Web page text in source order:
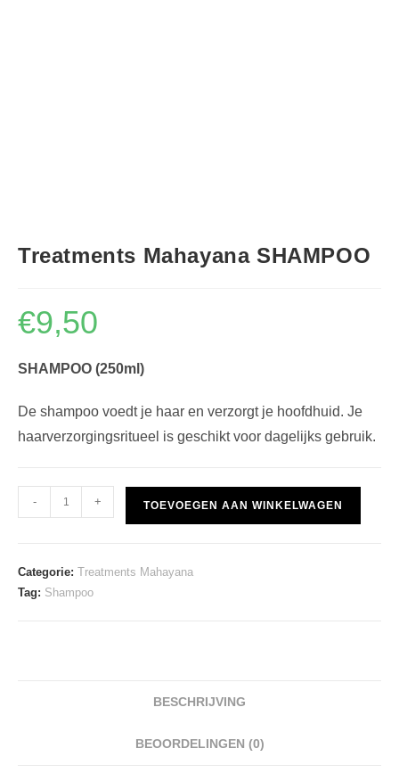
Treatments Mahayana SHAMPOO
€9,50
SHAMPOO (250ml)
De shampoo voedt je haar en verzorgt je hoofdhuid. Je
haarverzorgingsritueel is geschikt voor dagelijks gebruik.
Treatments
Mahayana
- + TOEVOEGEN AAN WINKELWAGEN
Categorie: Treatments Mahayana
Tag: Shampoo
BESCHRIJVING
BEOORDELINGEN (0)